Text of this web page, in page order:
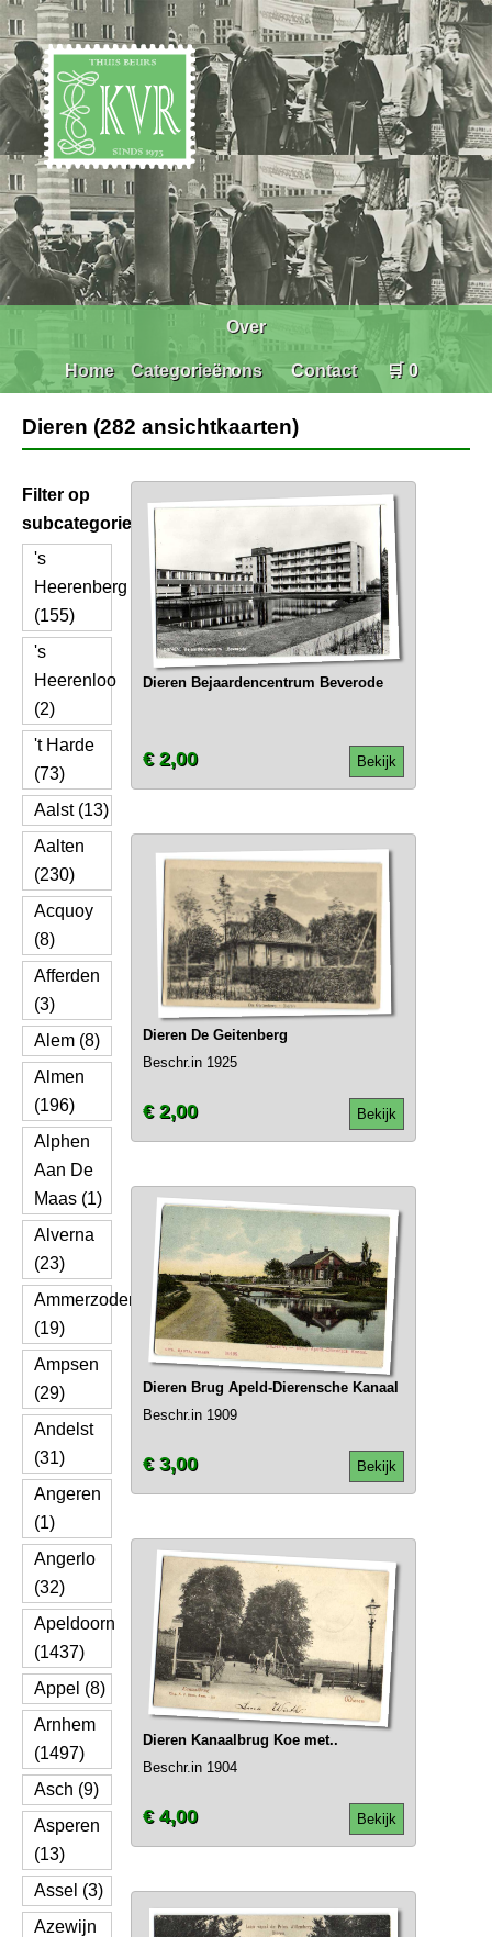
Home Categorieën
Over
ons Contact 🛒 0
Dieren (282 ansichtkaarten)
Filter op
subcategorie
's
Heerenberg
(155)
's
Heerenloo
(2)
't Harde
(73)
Aalst (13)
Aalten
(230)
Acquoy
(8)
Afferden
(3)
Alem (8)
Almen
(196)
Alphen
Aan De
Maas (1)
Alverna
(23)
Ammerzoden
(19)
Ampsen
(29)
Andelst
(31)
Angeren
(1)
Angerlo
(32)
Apeldoorn
(1437)
Appel (8)
Arnhem
(1497)
Asch (9)
Asperen
(13)
Assel (3)
Azewijn
Dieren Bejaardencentrum Beverode
Bekijk
€ 2,00
Dieren De Geitenberg
Beschr.in 1925
Bekijk
€ 2,00
Dieren Brug Apeld-Dierensche Kanaal
Beschr.in 1909
Bekijk
€ 3,00
Dieren Kanaalbrug Koe met..
Beschr.in 1904
Bekijk
€ 4,00